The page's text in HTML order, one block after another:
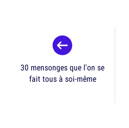
30 mensonges que l'on se
fait tous à soi-même